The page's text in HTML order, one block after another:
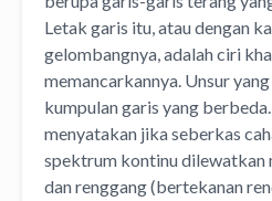
Letak garis itu, atau dengan
gelombangnya, adalah ciri
memancarkannya. Unsur
kumpulan garis yang
menyatakan jika seberkas
spektrum kontinu dilewatkan
dan renggang (bertekanan